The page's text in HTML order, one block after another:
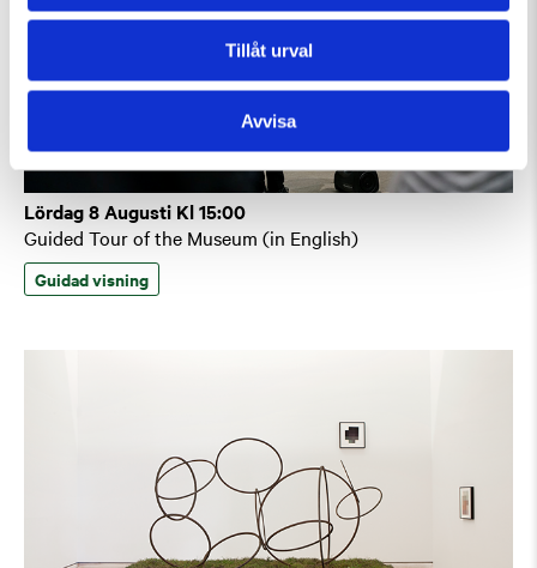
Tillåt urval
Avvisa
Lördag 8 Augusti Kl 15:00
Guided Tour of the Museum (in English)
Guidad visning